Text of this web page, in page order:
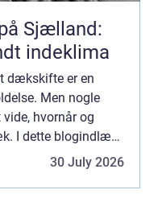
Sjælland:
indeklima
dækskifte er en
Men nogle
hvornår og
I dette blogindlæg
dækskifte og give
30 July 2026